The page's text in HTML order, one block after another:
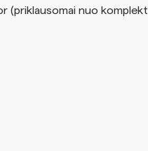
(priklausomai nuo